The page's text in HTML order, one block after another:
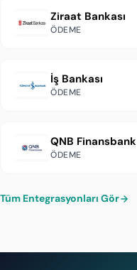
Ziraat Bankası
ÖDEME
İş Bankası
ÖDEME
QNB Finansbank
ÖDEME
Tüm Entegrasyonları Gör